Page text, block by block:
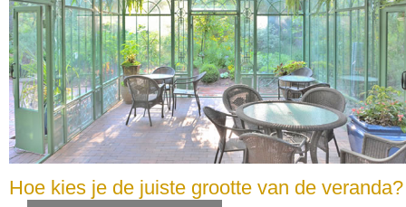
Hoe kies je de juiste grootte van de veranda?